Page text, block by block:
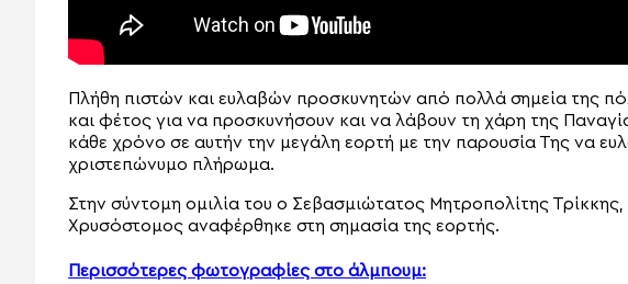
Πλήθη πιστών και ευλαβών προσκυνητών από πολλά σημεία της
και φέτος για να προσκυνήσουν και να λάβουν τη χάρη της
κάθε χρόνο σε αυτήν την μεγάλη εορτή με την παρουσία Της να
χριστεπώνυμο πλήρωμα.
Στην σύντομη ομιλία του ο Σεβασμιώτατος Μητροπολίτης Τρίκκης,
Χρυσόστομος αναφέρθηκε στη σημασία της εορτής.
Περισσότερες φωτογραφίες στο άλμπουμ: